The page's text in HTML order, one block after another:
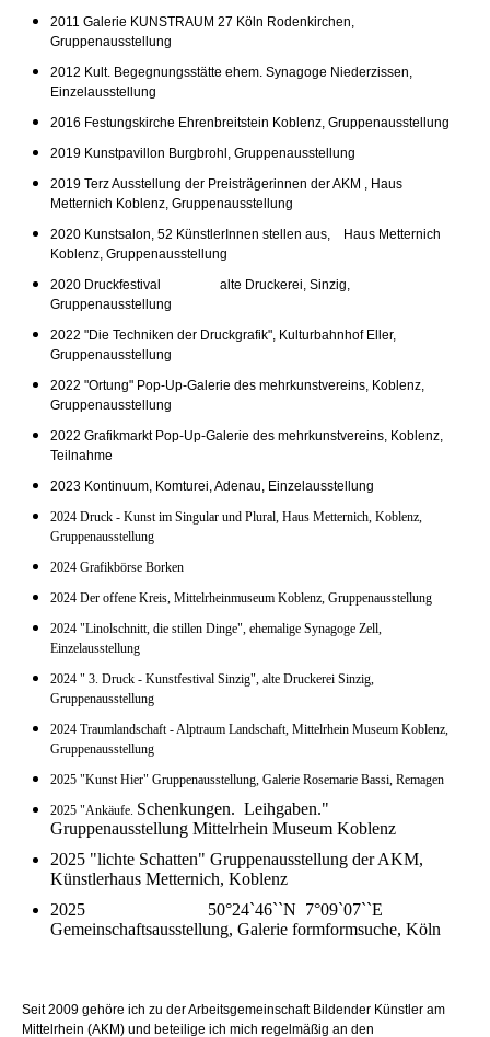
2011 Galerie KUNSTRAUM 27 Köln Rodenkirchen,
Gruppenausstellung
2012 Kult. Begegnungsstätte ehem. Synagoge Niederzissen,
Einzelausstellung
2016 Festungskirche Ehrenbreitstein Koblenz, Gruppenausstellung
2019 Kunstpavillon Burgbrohl, Gruppenausstellung
2019 Terz Ausstellung der Preisträgerinnen der AKM , Haus
Metternich Koblenz, Gruppenausstellung
2020 Kunstsalon, 52 KünstlerInnen stellen aus, Haus Metternich
Koblenz, Gruppenausstellung
2020 Druckfestival alte Druckerei, Sinzig,
Gruppenausstellung
2022 "Die Techniken der Druckgrafik", Kulturbahnhof Eller,
Gruppenausstellung
2022 "Ortung" Pop-Up-Galerie des mehrkunstvereins, Koblenz,
Gruppenausstellung
2022 Grafikmarkt Pop-Up-Galerie des mehrkunstvereins, Koblenz,
Teilnahme
2023 Kontinuum, Komturei, Adenau, Einzelausstellung
2024 Druck - Kunst im Singular und Plural, Haus Metternich, Koblenz,
Gruppenausstellung
2024 Grafikbörse Borken
2024 Der offene Kreis, Mittelrheinmuseum Koblenz, Gruppenausstellung
2024 "Linolschnitt, die stillen Dinge", ehemalige Synagoge Zell,
Einzelausstellung
2024 " 3. Druck - Kunstfestival Sinzig", alte Druckerei Sinzig,
Gruppenausstellung
2024 Traumlandschaft - Alptraum Landschaft, Mittelrhein Museum Koblenz,
Gruppenausstellung
2025 "Kunst Hier" Gruppenausstellung, Galerie Rosemarie Bassi, Remagen
2025 "Ankäufe. Schenkungen. Leihgaben."
Gruppenausstellung Mittelrhein Museum Koblenz
2025 "lichte Schatten" Gruppenausstellung der AKM,
Künstlerhaus Metternich, Koblenz
2025 50°24`46``N 7°09`07``E
Gemeinschaftsausstellung, Galerie formformsuche, Köln
Seit 2009 gehöre ich zu der Arbeitsgemeinschaft Bildender Künstler am
Mittelrhein (AKM) und beteilige ich mich regelmäßig an den